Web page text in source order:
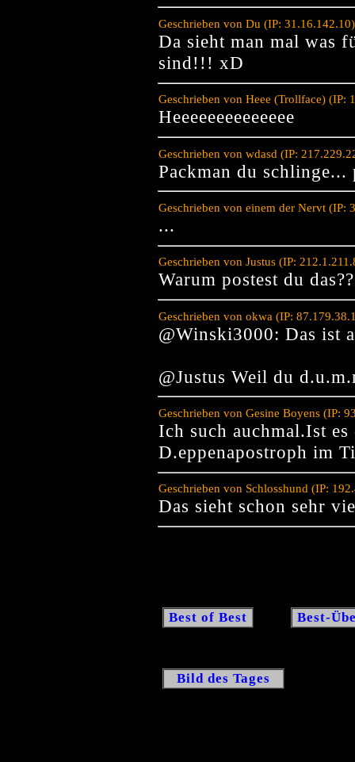
Geschrieben von Du (IP:
Da sieht man mal was
sind!!! xD
Geschrieben von Heee (Trollface) (IP:
Heeeeeeeeeeeeee
Geschrieben von wdasd (IP:
Packman du schlinge...
Geschrieben von einem der Nervt (IP:
...
Geschrieben von Justus (IP:
Warum postest du
Geschrieben von okwa (IP:
@Winski3000: Das ist
@Justus Weil du
Geschrieben von Gesine Boyens (IP:
Ich such auchmal.Ist
D.eppenapostroph im
Geschrieben von Schlosshund (IP:
Das sieht schon sehr
Best of Best Best-
Bild des Tages